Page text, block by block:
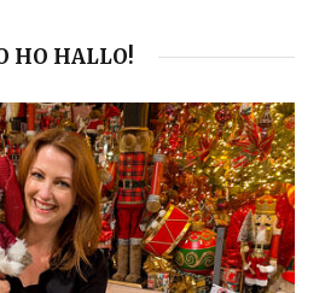
HO HALLO!